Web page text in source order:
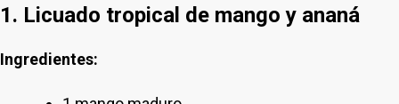
1. Licuado tropical de mango y ananá
Ingredientes: